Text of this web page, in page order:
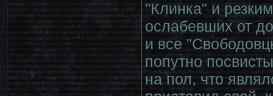
"Клинка" и
ослабевших от
и все
попутно
на пол, что